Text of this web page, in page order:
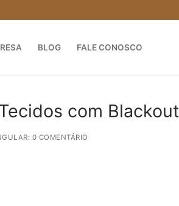
BLOG FALE CONOSCO
com Blackout
0 COMENTÁRIO